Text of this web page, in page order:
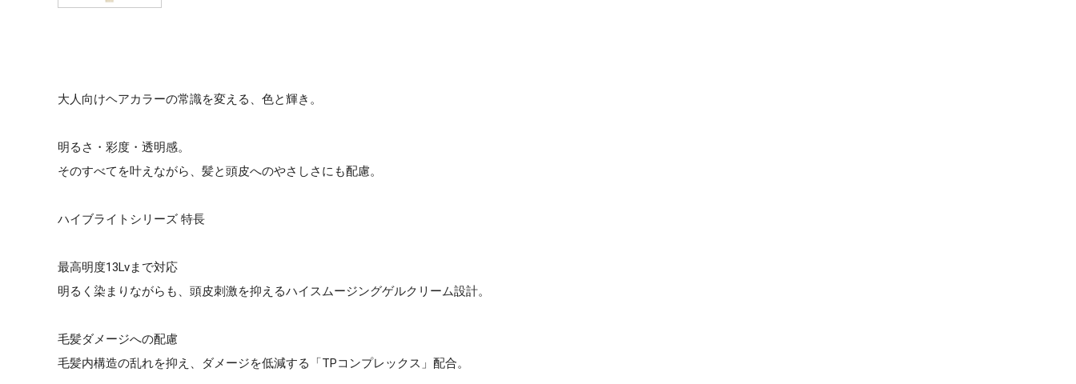
大人向けヘアカラーの常識を変える、色と輝き。
明るさ・彩度・透明感。
そのすべてを叶えながら、髪と頭皮へのやさしさにも配慮。
ハイブライトシリーズ 特長
最高明度13Lvまで対応
明るく染まりながらも、頭皮刺激を抑えるハイスムージングゲルクリーム設計。
毛髪ダメージへの配慮
毛髪内構造の乱れを抑え、ダメージを低減する「TPコンプレックス」配合。